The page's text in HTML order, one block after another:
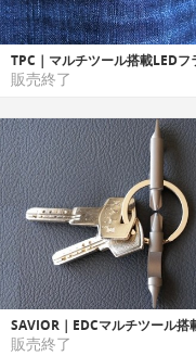
販売終了
販売終了